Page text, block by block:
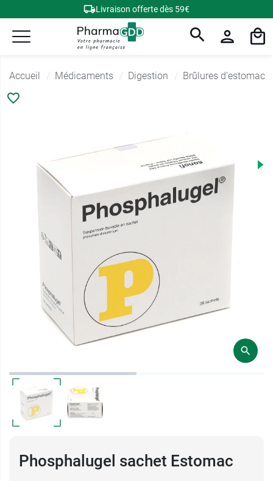
Livraison offerte dès 59€
Accueil Médicaments Digestion Brûlures d'estomac
Phosphalugel sachet Estomac